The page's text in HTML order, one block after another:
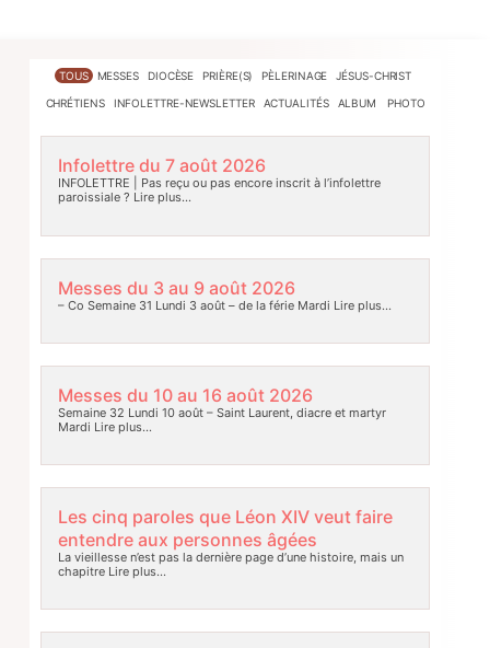
TOUS MESSES DIOCÈSE PRIÈRE(S) PÈLERINAGE JÉSUS-CHRIST
CHRÉTIENS INFOLETTRE-NEWSLETTER ACTUALITÉS ALBUM PHOTO
Infolettre du 7 août 2026
INFOLETTRE | Pas reçu ou pas encore inscrit à l’infolettre
paroissiale ? Lire plus…
Messes du 3 au 9 août 2026
– Co Semaine 31 Lundi 3 août – de la férie Mardi Lire plus…
Messes du 10 au 16 août 2026
Semaine 32 Lundi 10 août – Saint Laurent, diacre et martyr
Mardi Lire plus…
Les cinq paroles que Léon XIV veut faire
entendre aux personnes âgées
La vieillesse n’est pas la dernière page d’une histoire, mais un
chapitreLire plus…